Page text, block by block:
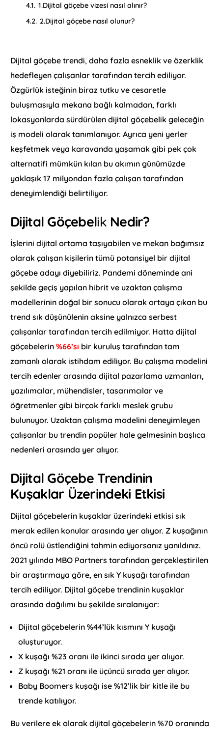
4.1. 1.Dijital göçebe vizesi nasıl alınır?
4.2. 2.Dijital göçebe nasıl olunur?
Dijital göçebe trendi, daha fazla esneklik ve özerklik
hedefleyen çalışanlar tarafından tercih ediliyor.
Özgürlük isteğinin biraz tutku ve cesaretle
buluşmasıyla mekana bağlı kalmadan, farklı
lokasyonlarda sürdürülen dijital göçebelik geleceğin
iş modeli olarak tanımlanıyor. Ayrıca yeni yerler
keşfetmek veya karavanda yaşamak gibi pek çok
alternatifi mümkün kılan bu akımın günümüzde
yaklaşık 17 milyondan fazla çalışan tarafından
deneyimlendiği belirtiliyor.
Dijital GöçebelikNedir?
İşlerini dijital ortama taşıyabilen ve mekan bağımsız
olarak çalışan kişilerin tümü potansiyel bir dijital
göçebe adayı diyebiliriz. Pandemi döneminde ani
şekilde geçiş yapılan hibrit ve uzaktan çalışma
modellerinin doğal bir sonucu olarak ortaya çıkan bu
trend sık düşünülenin aksine yalnızca serbest
çalışanlar tarafından tercih edilmiyor. Hatta dijital
göçebelerin %66’sı bir kuruluş tarafından tam
zamanlı olarak istihdam ediliyor. Bu çalışma modelini
tercih edenler arasında dijital pazarlama uzmanları,
yazılımcılar, mühendisler, tasarımcılar ve
öğretmenler gibi birçok farklı meslek grubu
bulunuyor. Uzaktan çalışma modelini deneyimleyen
çalışanlar bu trendin popüler hale gelmesinin başlıca
nedenleri arasında yer alıyor.
Dijital Göçebe Trendinin
Kuşaklar Üzerindeki Etkisi
Dijital göçebelerin kuşaklar üzerindeki etkisi sık
merak edilen konular arasında yer alıyor. Z kuşağının
öncü rolü üstlendiğini tahmin ediyorsanız yanıldınız.
2021 yılında MBO Partners tarafından gerçekleştirilen
bir araştırmaya göre, en sık Y kuşağı tarafından
tercih ediliyor. Dijital göçebe trendinin kuşaklar
arasında dağılımı bu şekilde sıralanıyor:
Dijital göçebelerin %44’lük kısmını Y kuşağı
oluşturuyor.
X kuşağı %23 oranı ile ikinci sırada yer alıyor.
Z kuşağı %21 oranı ile üçüncü sırada yer alıyor.
Baby Boomers kuşağı ise %12’lik bir kitle ile bu
trende katılıyor.
Bu verilere ek olarak dijital göçebelerin %70 oranında